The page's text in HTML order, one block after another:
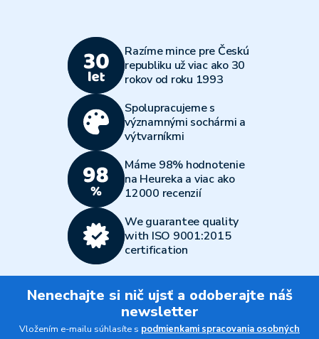
Razíme mince pre Českú
republiku už viac ako 30
rokov od roku 1993
Spolupracujeme s
významnými sochármi a
výtvarníkmi
Máme 98% hodnotenie
na Heureka a viac ako
12000 recenzií
We guarantee quality
with ISO 9001:2015
certification
Nenechajte si nič ujsť a odoberajte náš
newsletter
Vložením e-mailu súhlasíte s podmienkami spracovania osobných